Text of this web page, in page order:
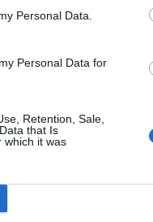
Personal Data.
Personal Data for
Retention, Sale,
that Is
which it was